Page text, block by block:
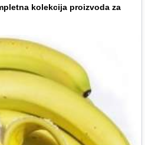
kolekcija proizvoda za